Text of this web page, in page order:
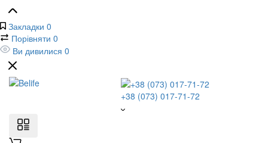
Закладки 0
Порівняти 0
Ви дивилися 0
+38 (073) 017-71-72